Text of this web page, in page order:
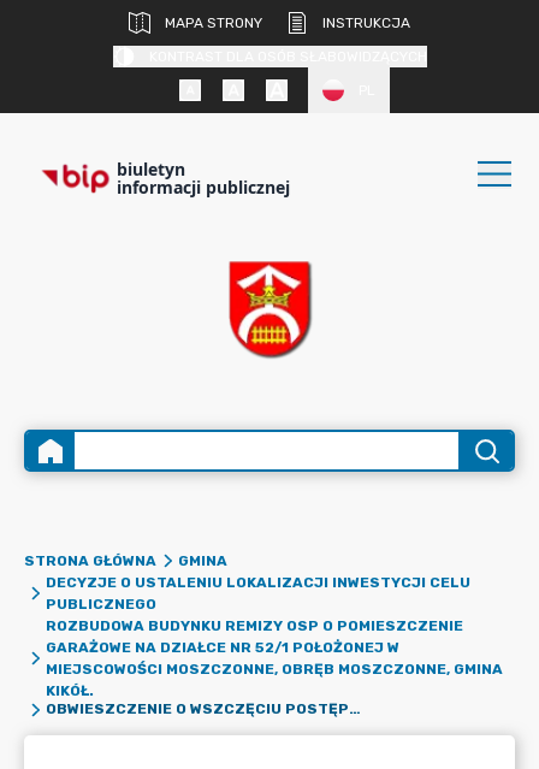
MAPA STRONY
INSTRUKCJA
biuletyn
informacji publicznej
STRONA GŁÓWNA
GMINA
DECYZJE O USTALENIU LOKALIZACJI INWESTYCJI CELU
PUBLICZNEGO
ROZBUDOWA BUDYNKU REMIZY OSP O POMIESZCZENIE
GARAŻOWE NA DZIAŁCE NR 52/1 POŁOŻONEJ W
MIEJSCOWOŚCI MOSZCZONNE, OBRĘB MOSZCZONNE, GMINA
KIKÓŁ.
OBWIESZCZENIE O WSZCZĘCIU POSTĘPOWANIA ADMINISTRACYJNE W SPRAWIE WYDANIA DECYZJI O USTALENIU LOKALIZACJI INWESTYCJI CELU PUBLICZNEGO DLA ZAMIERZENIA INWESTYCYJNEGO POLEGAJĄCEGO NA ROZBUDOWIE BUDYNKU REMIZY OSP O POMIESZCZENIE GARAŻOWE NA DZIAŁCE NR 52/1 POŁOŻONEJ W MIEJSCOWOŚCI MOSZCZONNE, OBRĘB MOSZCZONNE, GMINA KIKÓŁ.